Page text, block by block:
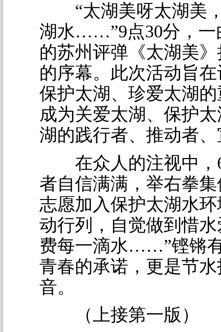
“太湖美呀太湖美
湖水……”9点30分，一
的苏州评弹《太湖美
的序幕。此次活动旨
保护太湖、珍爱太湖
成为关爱太湖、保护
湖的践行者、推动者
在众人的注视中，
者自信满满，举右拳
志愿加入保护太湖水
动行列，自觉做到惜
费每一滴水……”铿锵
青春的承诺，更是节
音。
（上接第一版）